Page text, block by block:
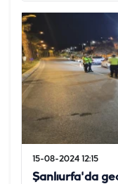
15-08-2024 12:15
Şanlıurfa'da